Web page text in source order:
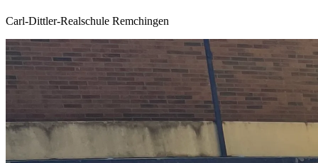
Carl-Dittler-Realschule Remchingen